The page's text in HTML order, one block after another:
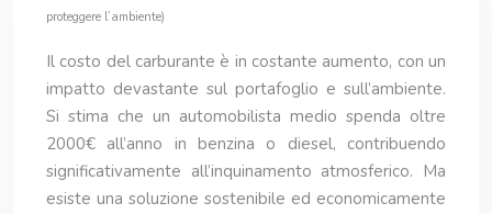
proteggere l’ambiente)
Il costo del carburante è in costante aumento, con un
impatto devastante sul portafoglio e sull’ambiente.
Si stima che un automobilista medio spenda oltre
2000€ all’anno in benzina o diesel, contribuendo
significativamente all’inquinamento atmosferico. Ma
esiste una soluzione sostenibile ed economicamente